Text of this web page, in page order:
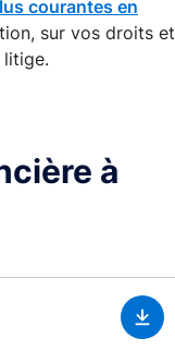
courantes en
sur vos droits et
litige.
à